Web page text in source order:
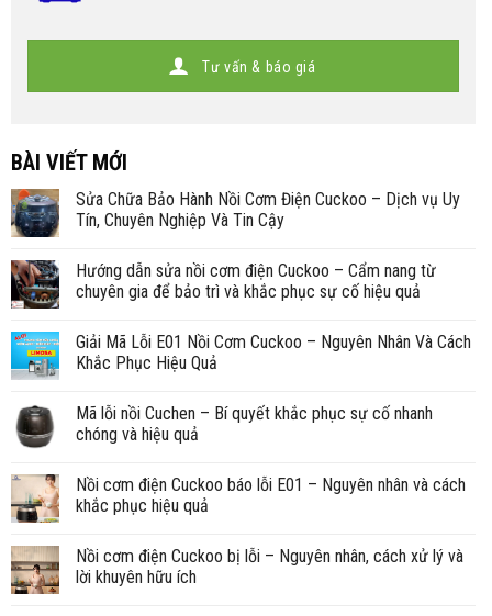
Tư vấn & báo giá
BÀI VIẾT MỚI
Sửa Chữa Bảo Hành Nồi Cơm Điện Cuckoo – Dịch vụ Uy
Tín, Chuyên Nghiệp Và Tin Cậy
Hướng dẫn sửa nồi cơm điện Cuckoo – Cẩm nang từ
chuyên gia để bảo trì và khắc phục sự cố hiệu quả
Giải Mã Lỗi E01 Nồi Cơm Cuckoo – Nguyên Nhân Và Cách
Khắc Phục Hiệu Quả
Mã lỗi nồi Cuchen – Bí quyết khắc phục sự cố nhanh
chóng và hiệu quả
Nồi cơm điện Cuckoo báo lỗi E01 – Nguyên nhân và cách
khắc phục hiệu quả
Nồi cơm điện Cuckoo bị lỗi – Nguyên nhân, cách xử lý và
lời khuyên hữu ích